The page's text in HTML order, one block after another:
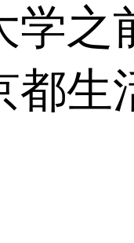
学之
都生